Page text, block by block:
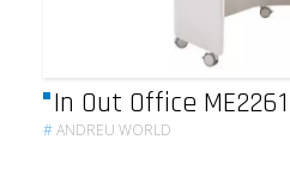
In Out Office ME2261
#ANDREU WORLD